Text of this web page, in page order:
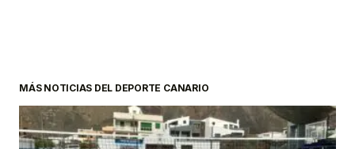
MÁS NOTICIAS DEL DEPORTE CANARIO